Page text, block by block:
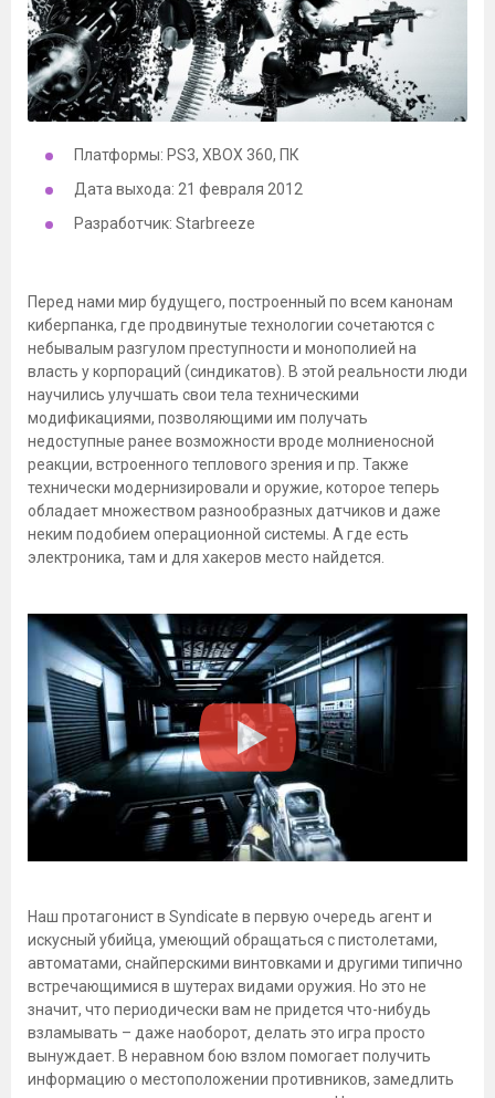
Платформы: PS3, XBOX 360, ПК
Дата выхода: 21 февраля 2012
Разработчик: Starbreeze
Перед нами мир будущего, построенный по всем канонам
киберпанка, где продвинутые технологии сочетаются с
небывалым разгулом преступности и монополией на
власть у корпораций (синдикатов). В этой реальности люди
научились улучшать свои тела техническими
модификациями, позволяющими им получать
недоступные ранее возможности вроде молниеносной
реакции, встроенного теплового зрения и пр. Также
технически модернизировали и оружие, которое теперь
обладает множеством разнообразных датчиков и даже
неким подобием операционной системы. А где есть
электроника, там и для хакеров место найдется.
Наш протагонист в Syndicate в первую очередь агент и
искусный убийца, умеющий обращаться с пистолетами,
автоматами, снайперскими винтовками и другими типично
встречающимися в шутерах видами оружия. Но это не
значит, что периодически вам не придется что-нибудь
взламывать – даже наоборот, делать это игра просто
вынуждает. В неравном бою взлом помогает получить
информацию о местоположении противников, замедлить